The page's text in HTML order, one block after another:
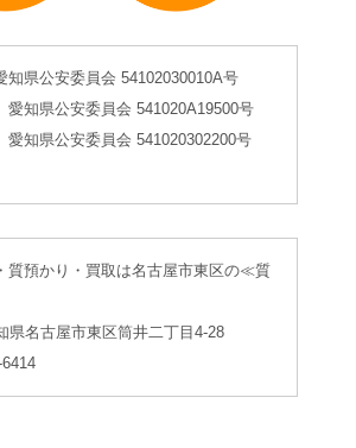
県公安委員会 54102030010A号
知県公安委員会 541020A19500号
知県公安委員会 541020302200号
質預かり・買取は名古屋市東区の≪質
県名古屋市東区筒井二丁目4-28
6414